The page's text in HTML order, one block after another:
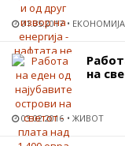
01.05.2017 ЕКОНОМИЈА
на
03.02.2016 ЖИВОТ